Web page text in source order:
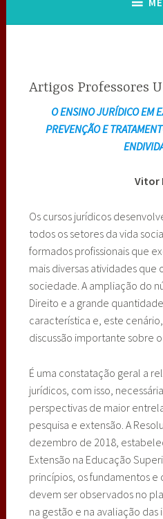
Artigos Professores
O ENSINO JURÍDICO EM
PREVENÇÃO E
Vitor
Os cursos jurídicos
todos os setores da vida
formados profissionais que
mais diversas atividades que
sociedade. A ampliação do
Direito e a grande
característica e, este
discussão importante sobre
É uma constatação geral a
jurídicos, com isso,
perspectivas de maior
pesquisa e extensão. A
dezembro de 2018,
Extensão na Educação
princípios, os fundamentos
devem ser observados no
na gestão e na avaliação